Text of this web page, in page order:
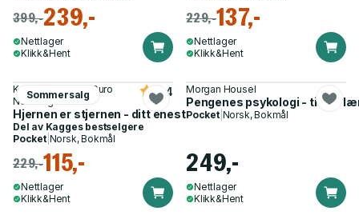
399,-239,-
Nettlager
Klikk&Hent
229,-137,-
Nettlager
Klikk&Hent
Sommersalg
Kaja Nordengen, Guro
Nordengen
Hjernen er stjernen - ditt eneste uerstattelige organ
4.4
Del av Kagges bestselgere
Pocket| Norsk, Bokmål
229,-115,-
Nettlager
Klikk&Hent
Morgan Housel
Pengenes psykologi - tidløs
Pocket| Norsk, Bokmål
249,-
Nettlager
Klikk&Hent